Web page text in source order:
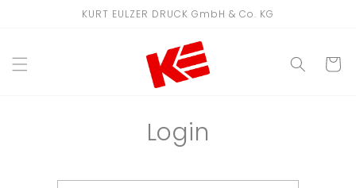
KURT EULZER DRUCK GmbH & Co. KG
Login